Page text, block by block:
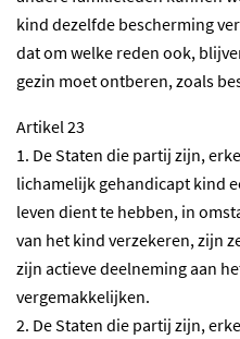
kind dezelfde bescherming
dat om welke reden ook,
gezin moet ontberen, zoals
Artikel 23
1. De Staten die partij zijn,
lichamelijk gehandicapt kind
leven dient te hebben, in
van het kind verzekeren, zijn
zijn actieve deelneming aan
vergemakkelijken.
2. De Staten die partij zijn,